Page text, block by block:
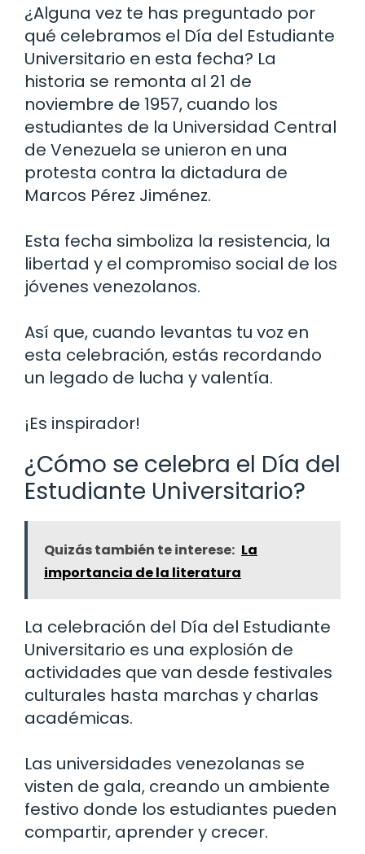
¿Alguna vez te has preguntado por
qué celebramos el Día del Estudiante
Universitario en esta fecha? La
historia se remonta al 21 de
noviembre de 1957, cuando los
estudiantes de la Universidad Central
de Venezuela se unieron en una
protesta contra la dictadura de
Marcos Pérez Jiménez.
Esta fecha simboliza la resistencia, la
libertad y el compromiso social de los
jóvenes venezolanos.
Así que, cuando levantas tu voz en
esta celebración, estás recordando
un legado de lucha y valentía.
¡Es inspirador!
¿Cómo se celebra el Día del
Estudiante Universitario?
Quizás también te interese: La
importancia de la literatura
La celebración del Día del Estudiante
Universitario es una explosión de
actividades que van desde festivales
culturales hasta marchas y charlas
académicas.
Las universidades venezolanas se
visten de gala, creando un ambiente
festivo donde los estudiantes pueden
compartir, aprender y crecer.